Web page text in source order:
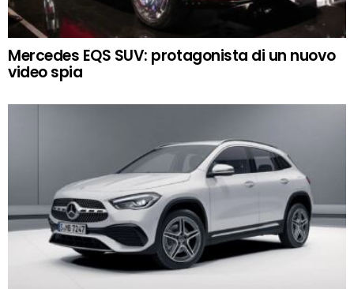
Mercedes EQS SUV: protagonista di un nuovo
video spia